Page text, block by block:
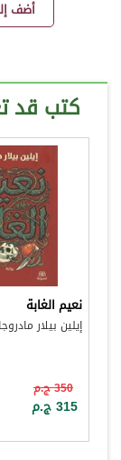
أضف
كتب قد
نعيم الغابة
إيلين بيلار مادروجا
350 ج.م
315 ج.م